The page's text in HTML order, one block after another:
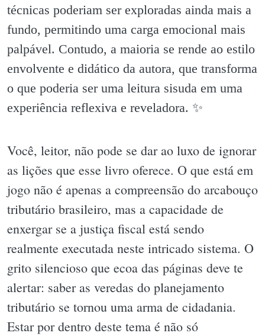
técnicas poderiam ser exploradas ainda mais a
fundo, permitindo uma carga emocional mais
palpável. Contudo, a maioria se rende ao estilo
envolvente e didático da autora, que transforma
o que poderia ser uma leitura sisuda em uma
experiência reflexiva e reveladora. ✨️
Você, leitor, não pode se dar ao luxo de ignorar
as lições que esse livro oferece. O que está em
jogo não é apenas a compreensão do arcabouço
tributário brasileiro, mas a capacidade de
enxergar se a justiça fiscal está sendo
realmente executada neste intricado sistema. O
grito silencioso que ecoa das páginas deve te
alertar: saber as veredas do planejamento
tributário se tornou uma arma de cidadania.
Estar por dentro deste tema é não só